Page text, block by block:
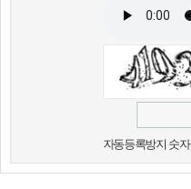
자동등록방지 숫